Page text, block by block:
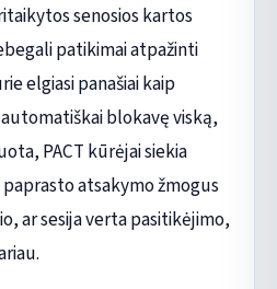
senosios kartos
patikimai atpažinti
elgiasi panašiai kaip
blokavę viską,
PACT kūrėjai siekia
atsakymo žmogus
ar sesija verta pasitikėjimo,